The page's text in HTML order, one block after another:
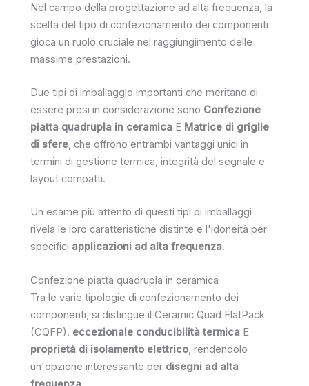
Nel campo della progettazione ad alta frequenza, la
scelta del tipo di confezionamento dei componenti
gioca un ruolo cruciale nel raggiungimento delle
massime prestazioni.
Due tipi di imballaggio importanti che meritano di
essere presi in considerazione sono Confezione
piatta quadrupla in ceramica E Matrice di griglie
di sfere, che offrono entrambi vantaggi unici in
termini di gestione termica, integrità del segnale e
layout compatti.
Un esame più attento di questi tipi di imballaggi
rivela le loro caratteristiche distinte e l'idoneità per
specifici applicazioni ad alta frequenza.
Confezione piatta quadrupla in ceramica
Tra le varie tipologie di confezionamento dei
componenti, si distingue il Ceramic Quad FlatPack
(CQFP). eccezionale conducibilità termica E
proprietà di isolamento elettrico, rendendolo
un'opzione interessante per disegni ad alta